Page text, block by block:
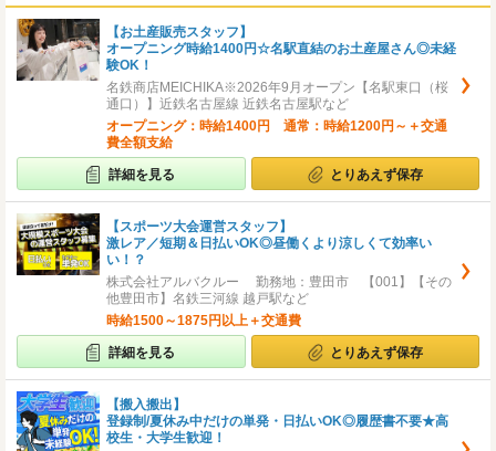
【お土産販売スタッフ】
オープニング時給1400円☆名駅直結のお土産屋さん◎未経
験OK！
名鉄商店MEICHIKA※2026年9月オープン【名駅東口（桜
通口）】近鉄名古屋線 近鉄名古屋駅など
オープニング：時給1400円 通常：時給1200円～＋交通
費全額支給
詳細を見る とりあえず保存
【スポーツ大会運営スタッフ】
激レア／短期＆日払いOK◎昼働くより涼しくて効率い
い！？
株式会社アルバクルー 勤務地：豊田市 【001】【その
他豊田市】名鉄三河線 越戸駅など
時給1500～1875円以上＋交通費
詳細を見る とりあえず保存
【搬入搬出】
登録制/夏休み中だけの単発・日払いOK◎履歴書不要★高
校生・大学生歓迎！